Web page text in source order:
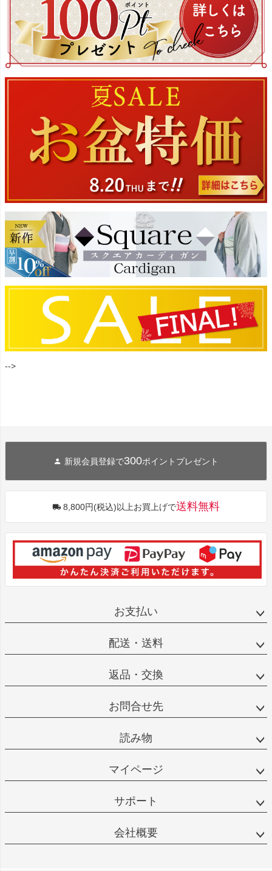
-->
新規会員登録で300ポイントプレゼント
8,800円(税込)以上お買上げで送料無料
お支払い
配送・送料
返品・交換
お問合せ先
読み物
マイページ
サポート
会社概要